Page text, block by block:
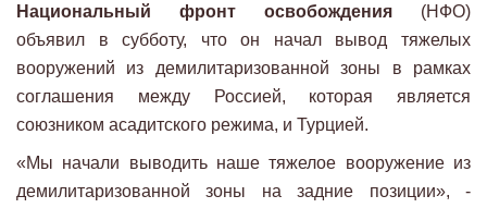
Национальный фронт освобождения (НФО)
объявил в субботу, что он начал вывод тяжелых
вооружений из демилитаризованной зоны в рамках
соглашения между Россией, которая является
союзником асадитского режима, и Турцией.
«Мы начали выводить наше тяжелое вооружение из
демилитаризованной зоны на задние позиции», -